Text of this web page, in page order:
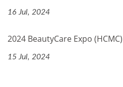
16 Jul, 2024
2024 BeautyCare Expo (HCMC)
15 Jul, 2024